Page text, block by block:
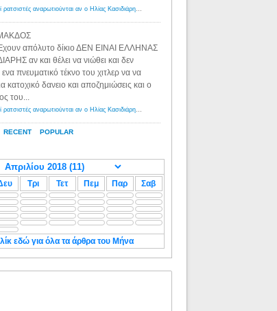
RECENT POPULAR
Αμερικανοί ρατσιστές αναρωτιούνται αν ο Ηλίας Κασιδιάρης ανήκει στη λευκή φυλή... - Λόγιος Ερμής
απόλυτο δίκιο ΔΕΝ ΕΙΝΑΙ ΕΛΛΗΝΑΣ
αν και θέλει να νιώθει και δεν
πνευματικό τέκνο του χιτλερ να να
κατοχικό δανειο και αποζημιώσεις και ο
του...
Αμερικανοί ρατσιστές αναρωτιούνται αν ο Ηλίας Κασιδιάρης ανήκει στη λευκή φυλή... - Λόγιος Ερμής
Τρι Τετ Πεμ Παρ Σαβ
εδώ για όλα τα άρθρα του Μήνα